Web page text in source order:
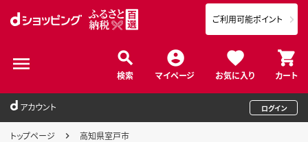
検索 マイページ お気に入り カート
ご利用可能ポイント
アカウント ログイン
トップページ 高知県室戸市